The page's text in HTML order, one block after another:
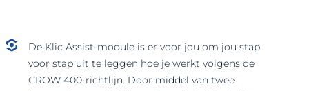
De Klic Assist-module is er voor jou om jou stap
voor stap uit te leggen hoe je werkt volgens de
CROW 400-richtlijn. Door middel van twee